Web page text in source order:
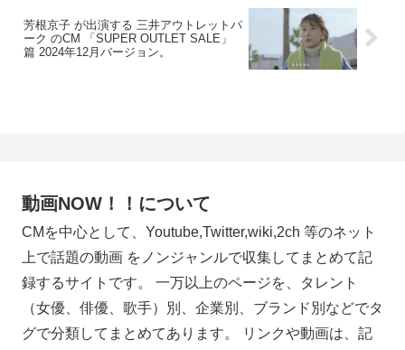
芳根京子 が出演する 三井アウトレットパ
ーク のCM 「SUPER OUTLET SALE」
篇 2024年12月バージョン。
動画NOW！！について
CMを中心として、Youtube,Twitter,wiki,2ch 等のネット
上で話題の動画 をノンジャンルで収集してまとめて記
録するサイトです。 一万以上のページを、タレント
（女優、俳優、歌手）別、企業別、ブランド別などでタ
グで分類してまとめてあります。 リンクや動画は、記